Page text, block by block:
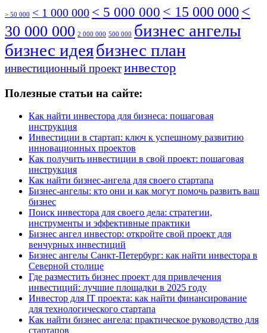
> 50 000 < 1 000 000 < 5 000 000 < 15 000 000 <
30 000 000 2 000 000 500 000 бизнес ангелы
бизнес идеябизнес план
инвестиционный проект инвестор
Полезные статьи на сайте:
Как найти инвестора для бизнеса: пошаговая
инструкция
Инвестиции в стартап: ключ к успешному развитию
инновационных проектов
Как получить инвестиции в свой проект: пошаговая
инструкция
Как найти бизнес-ангела для своего стартапа
Бизнес-ангелы: кто они и как могут помочь развить ваш
бизнес
Поиск инвестора для своего дела: стратегии,
инструменты и эффективные практики
Бизнес ангел инвестор: откройте свой проект для
венчурных инвестиций
Бизнес ангелы Санкт-Петербург: как найти инвестора в
Северной столице
Где разместить бизнес проект для привлечения
инвестиций: лучшие площадки в 2025 году
Инвестор для IT проекта: как найти финансирование
для технологического стартапа
Как найти бизнес ангела: практическое руководство для
стартапов